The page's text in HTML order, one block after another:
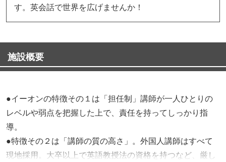
す。英会話で世界を広げませんか！
施設概要
●イーオンの特徴その１は「担任制」講師が一人ひとりの
レベルや弱点を把握した上で、責任を持ってしっかり指
導。
●特徴その２は「講師の質の高さ」。外国人講師はすべて
現地採用。大卒以上で英語教授法の資格を持つなど、厳し